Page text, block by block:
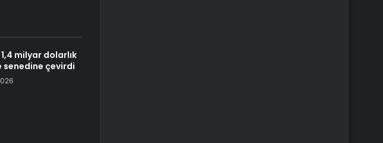
milyar dolarlık
senedine çevirdi